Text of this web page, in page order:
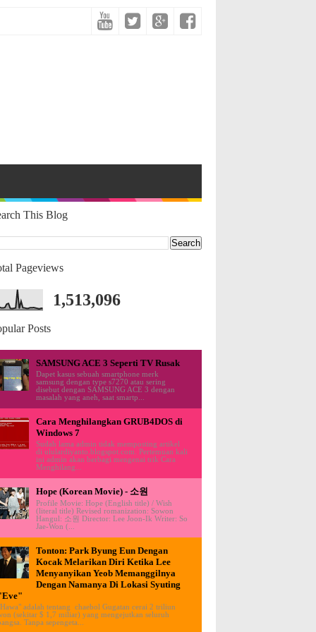
This Blog
Pageviews
1,513,096
Posts
SAMSUNG ACE 3 Seperti TV Rusak
Dapet kasus sebuah smartphone merk
samsung dengan type s7270 atau sering
disebut dengan SAMSUNG ACE 3 dengan
masalah yang aneh, saat smartp...
Cara Menghilangkan GRUB4DOS di
Windows 7
Sudah lama admin tidak memposting artikel
di ululardiyanto.blogspot.com. Pertemuan kali
ini admin akan berbagi mengenai trik Cara
Menghilang...
Hope (Korean Movie) - 소원
Profile Movie: Hope (English title) / Wish
(literal title) Revised romanization: Sowon
Hangul: 소원 Director: Lee Joon-Ik Writer: So
Jae-Won (...
Tonton: Park Byung Eun Dengan
Kocak Melarikan Diri Ketika Lee
Menyanyikan Yeob Memanggilnya
Dengan Namanya Di Lokasi Syuting
adalah tentang chaebol Gugatan cerai 2 triliun
(sekitar $ 1,7 miliar) yang mengejutkan seluruh
Tanpa sepengeta...